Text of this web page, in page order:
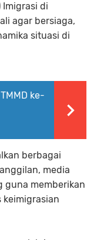
Imigrasi di
agar bersiaga,
situasi di
ke-
berbagai
media
guna memberikan
keimigrasian